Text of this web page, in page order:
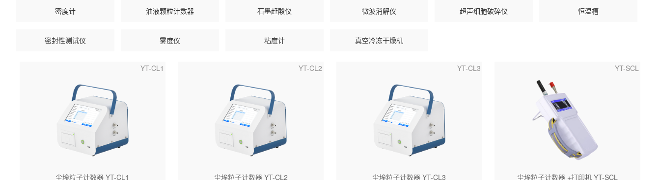
密度计 油液颗粒计数器 石墨赶酸仪 微波消解仪 超声细胞破碎仪 恒温槽
密封性测试仪 雾度仪 粘度计 真空冷冻干燥机
YT-CL1
尘埃粒子计数器 YT-CL1
YT-CL2
尘埃粒子计数器 YT-CL2
YT-CL3
尘埃粒子计数器 YT-CL3
YT-SCL
尘埃粒子计数器 +打印机 YT-SCL